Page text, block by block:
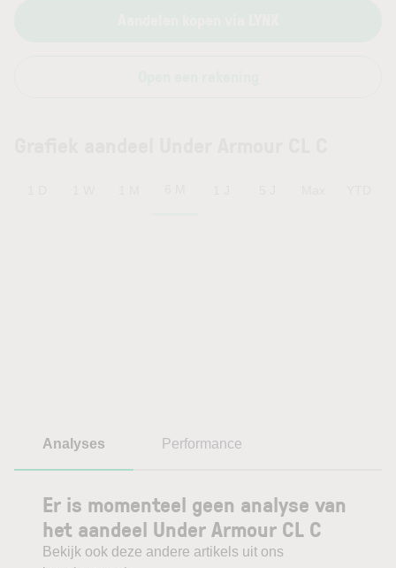
Analyses Performance
Er is momenteel geen analyse van
het aandeel Under Armour CL C
Bekijk ook deze andere artikels uit ons